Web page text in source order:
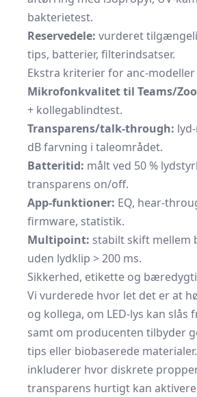
bakterietest.
Reservedele: vurderet
tips, batterier, filterindsatser.
Ekstra kriterier for anc-modeller
Mikrofonkvalitet til Teams/
+ kollega­blindtest.
Transparens/talk-through:
dB farvning i taleområdet.
Batteritid: målt ved 50 %
transparens on/off.
App-funktioner: EQ, hear-
firmware, statistik.
Multipoint: stabilt skift mellem
uden lydklip > 200 ms.
Sikkerhed, etikette og
Vi vurderede hvor let det er at
og kollega, om LED-lys kan slås
samt om producenten tilbyder
tips eller biobaserede
inkluderer hvor diskrete
transparens hurtigt kan